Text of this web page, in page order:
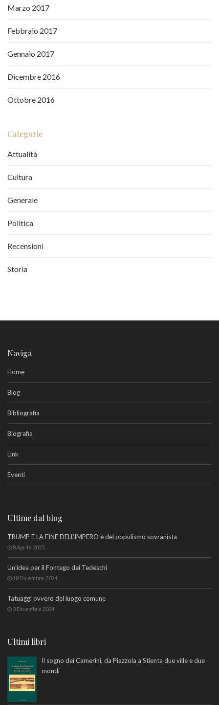
Marzo 2017
Febbraio 2017
Gennaio 2017
Dicembre 2016
Ottobre 2016
Categorie
Attualità
Cultura
Generale
Politica
Recensioni
Storia
Naviga
Home
Blog
Bibliografia
Biografia
Link
Eventi
Ultime dal blog
TRUMP E LA FINE DELL’IMPERO e del populismo sovranista
8 Aprile 2025
Un’idea per il Fontego dei Tedeschi
18 Dicembre 2024
Tatuaggi ovvero del luogo comune
3 Dicembre 2024
Ultimi libri
Il sogno dei Camerini, da Piazzola a Stienta due ville e due
mondi